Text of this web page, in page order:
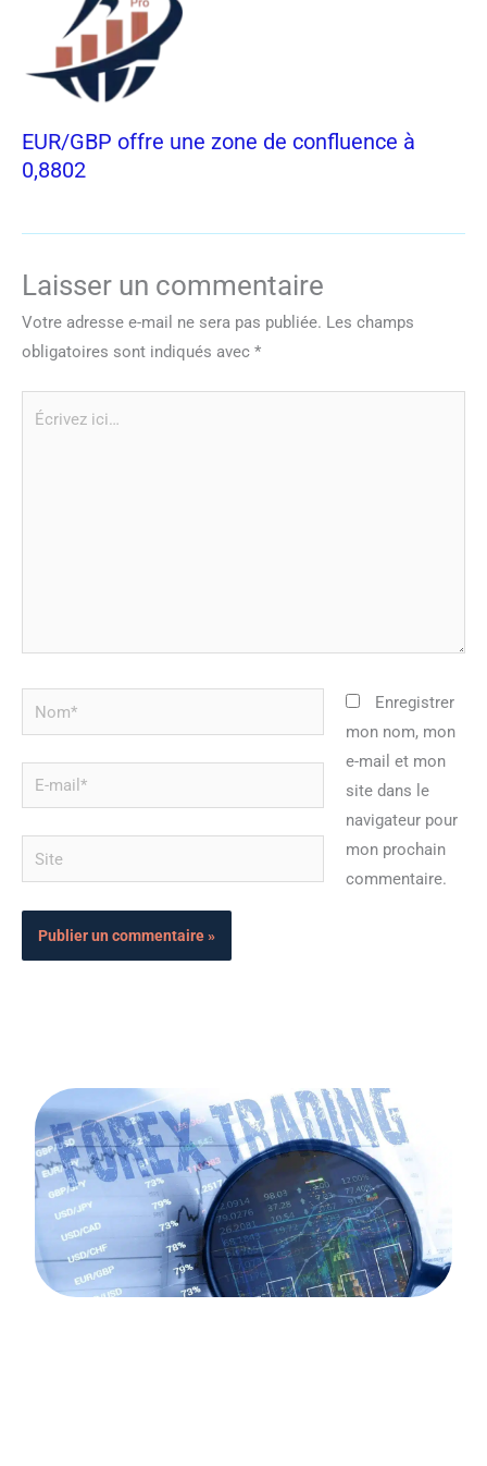
EUR/GBP offre une zone de confluence à
0,8802
Laisser un commentaire
Votre adresse e-mail ne sera pas publiée. Les champs
obligatoires sont indiqués avec *
Nom*
mail*
Site
Enregistrer
mon nom, mon
e-mail et mon
site dans le
navigateur pour
mon prochain
commentaire.